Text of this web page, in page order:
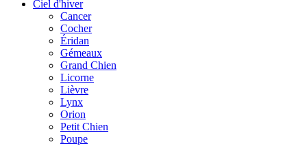
Ciel d'hiver
Cancer
Cocher
Éridan
Gémeaux
Grand Chien
Licorne
Lièvre
Lynx
Orion
Petit Chien
Poupe